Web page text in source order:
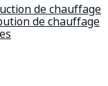
de chauffage
de chauffage